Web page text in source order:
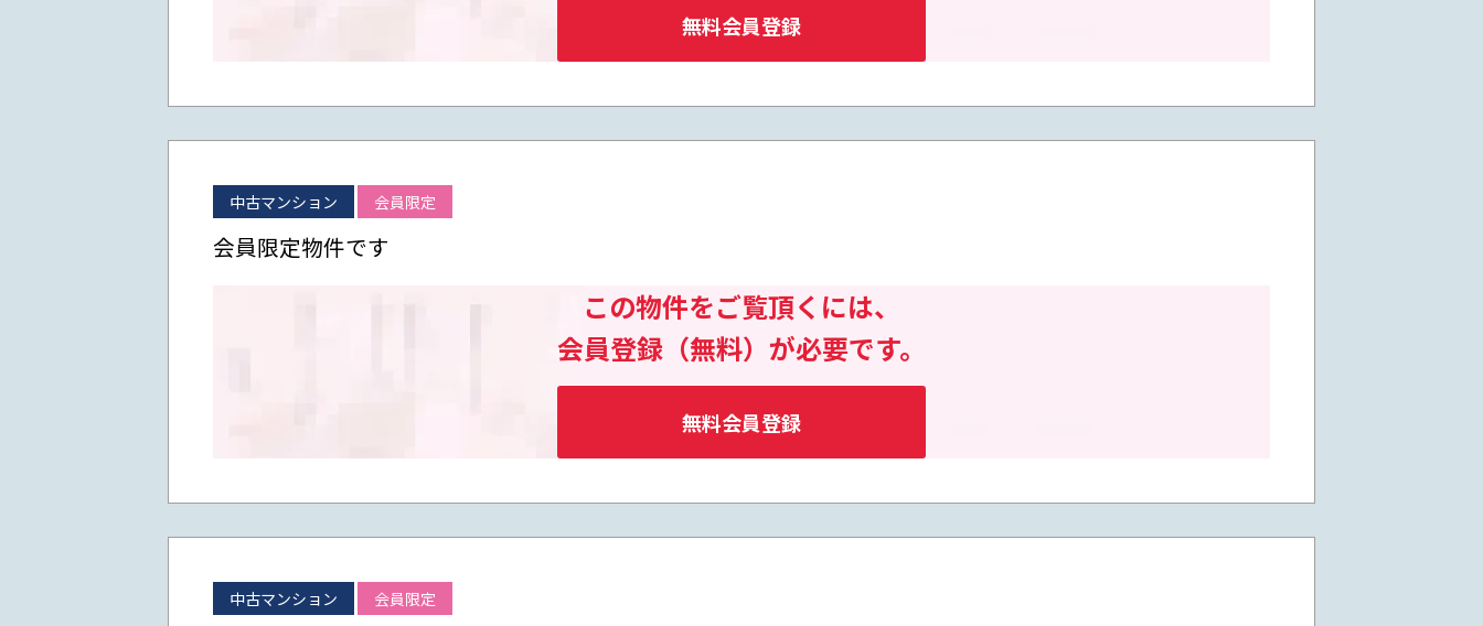
無料会員登録
中古マンション 会員限定
会員限定物件です
この物件をご覧頂くには、
会員登録（無料）が必要です。
無料会員登録
中古マンション 会員限定